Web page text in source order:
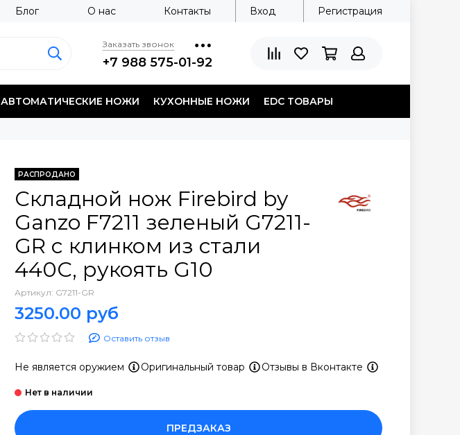
Блог О нас Контакты Вход Регистрация
Заказать звонок
+7 988 575-01-92
АВТОМАТИЧЕСКИЕ НОЖИ КУХОННЫЕ НОЖИ EDC ТОВАРЫ
РАСПРОДАНО
Складной нож Firebird by
Ganzo F7211 зеленый G7211-
GR c клинком из стали
440C, рукоять G10
Артикул: G7211-GR
3250.00 руб
Оставить отзыв
Не является оружием Оригинальный товар Отзывы в Вконтакте
ПРЕДЗАКАЗ